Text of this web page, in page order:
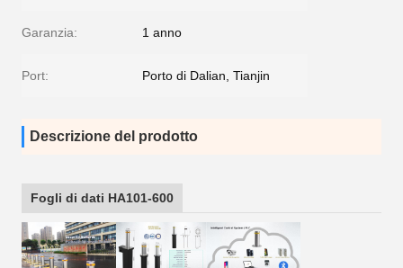
Garanzia: 1 anno
Port: Porto di Dalian, Tianjin
Descrizione del prodotto
Fogli di dati HA101-600